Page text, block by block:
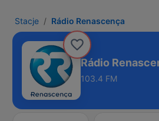
Stacje Rádio Renascença
Rádio
103.4 FM